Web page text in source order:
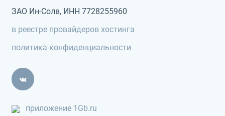
ЗАО Ин-Солв, ИНН 7728255960
в реестре провайдеров хостинга
политика конфиденциальности
приложение 1Gb.ru